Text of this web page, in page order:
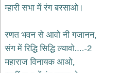
शिव
bhajans
हनुमान
भजन
hanuman
म्हारी सभा में रंग बरसाओ।
रणत भवन से आवो नी गजानन,
संग में रिद्धि सिद्धि ल्यावो....-2
महाराज विनायक आओ,